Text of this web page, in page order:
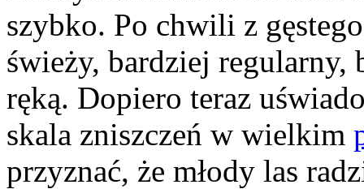
szybko. Po chwili z
świeży, bardziej regularny,
ręką. Dopiero teraz
skala zniszczeń w wielkim
przyznać, że młody las